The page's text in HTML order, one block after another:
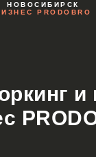
НОВОСИБИРСК
PRODOBRO
и